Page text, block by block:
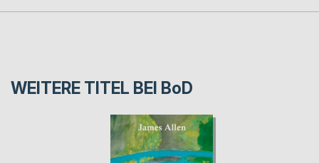
WEITERE TITEL BEI BoD